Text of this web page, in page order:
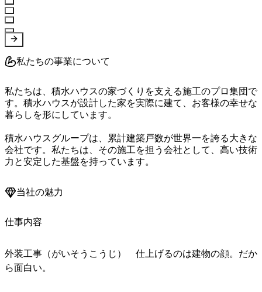
私たちの事業について
私たちは、積水ハウスの家づくりを支える施工のプロ集団で
す。積水ハウスが設計した家を実際に建て、お客様の幸せな
暮らしを形にしています。
積水ハウスグループは、累計建築戸数が世界一を誇る大きな
会社です。私たちは、その施工を担う会社として、高い技術
力と安定した基盤を持っています。
当社の魅力
仕事内容
外装工事（がいそうこうじ） 仕上げるのは建物の顔。だか
ら面白い。